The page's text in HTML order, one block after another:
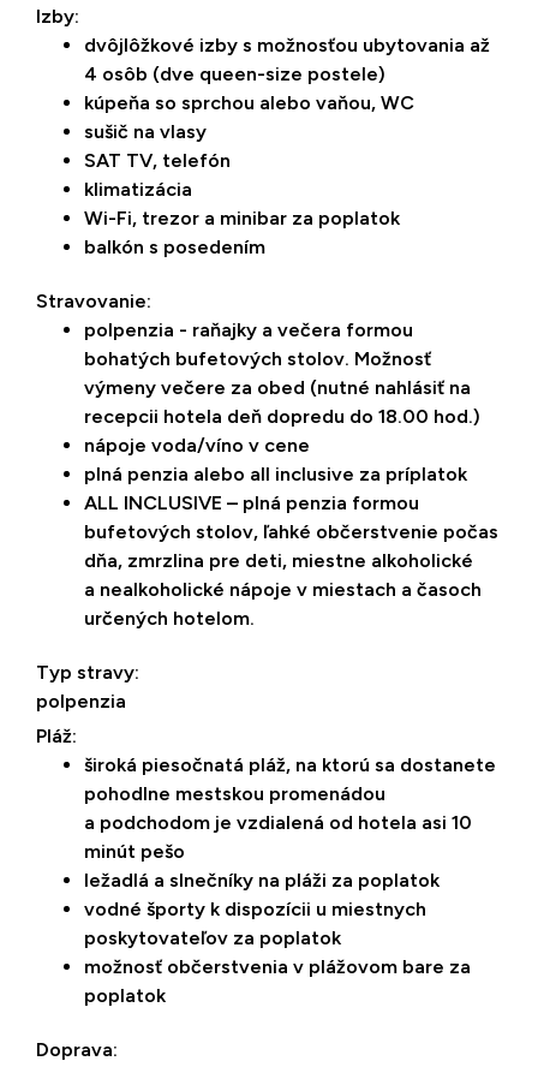
Izby:
dvôjlôžkové izby s možnosťou ubytovania až
4 osôb (dve queen-size postele)
kúpeňa so sprchou alebo vaňou, WC
sušič na vlasy
SAT TV, telefón
klimatizácia
Wi-Fi, trezor a minibar za poplatok
balkón s posedením
Stravovanie:
polpenzia - raňajky a večera formou
bohatých bufetových stolov. Možnosť
výmeny večere za obed (nutné nahlásiť na
recepcii hotela deň dopredu do 18.00 hod.)
nápoje voda/víno v cene
plná penzia alebo all inclusive za príplatok
ALL INCLUSIVE – plná penzia formou
bufetových stolov, ľahké občerstvenie počas
dňa, zmrzlina pre deti, miestne alkoholické
a nealkoholické nápoje v miestach a časoch
určených hotelom.
Typ stravy:
polpenzia
Pláž:
široká piesočnatá pláž, na ktorú sa dostanete
pohodlne mestskou promenádou
a podchodom je vzdialená od hotela asi 10
minút pešo
ležadlá a slnečníky na pláži za poplatok
vodné športy k dispozícii u miestnych
poskytovateľov za poplatok
možnosť občerstvenia v plážovom bare za
poplatok
Doprava: